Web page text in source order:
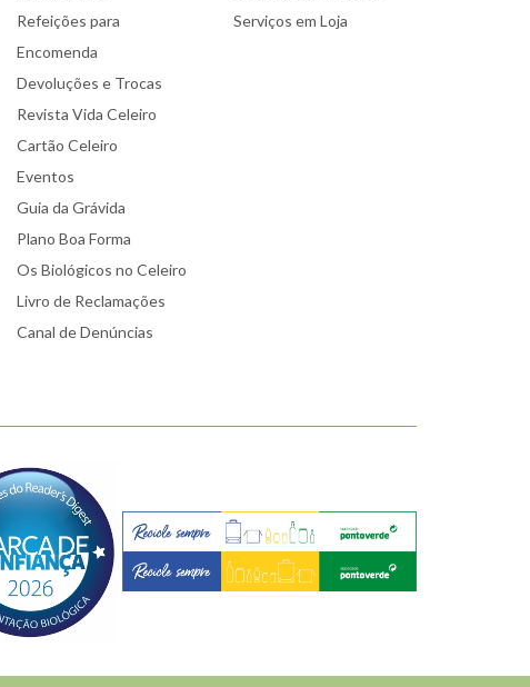
Refeições para
Encomenda
Devoluções e Trocas
Revista Vida Celeiro
Cartão Celeiro
Eventos
Guia da Grávida
Plano Boa Forma
Os Biológicos no Celeiro
Livro de Reclamações
Canal de Denúncias
Serviços em Loja